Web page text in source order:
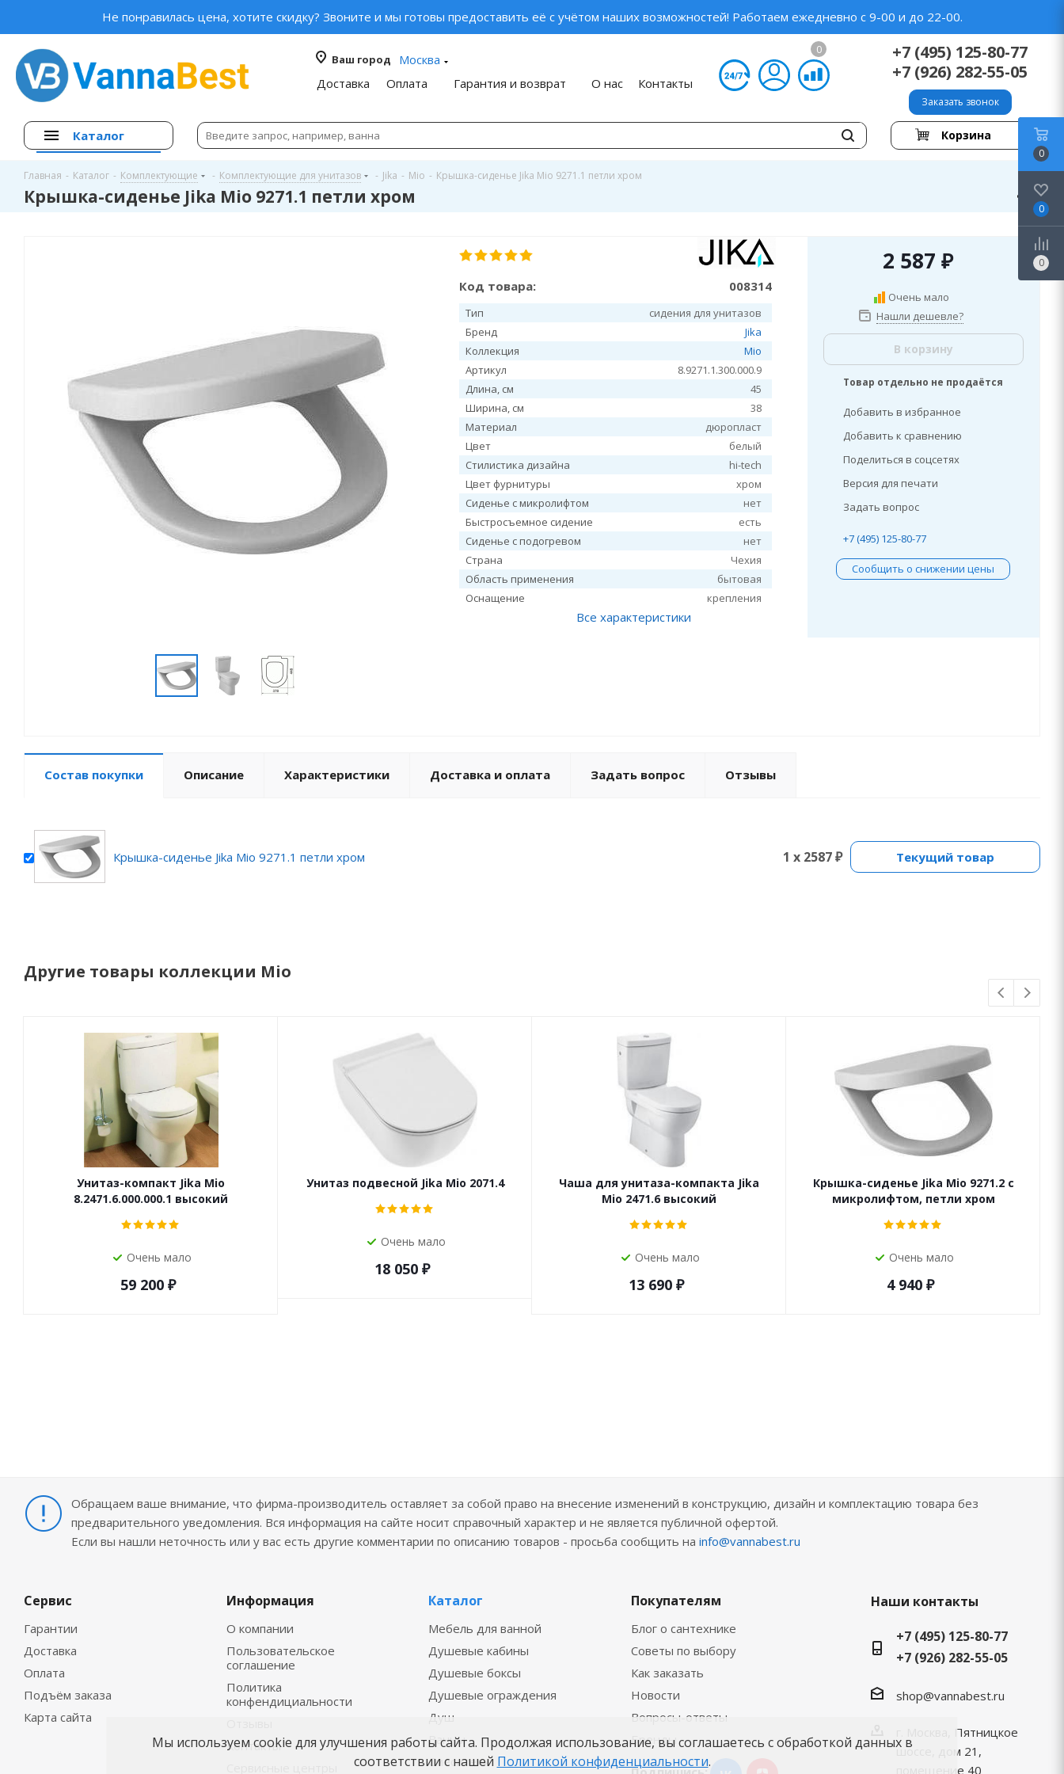
Не понравилась цена, хотите скидку? Звоните и мы готовы предоставить её с учётом наших возможностей! Работаем ежедневно с 9-00 и до 22-00.
Ваш город
Москва
Доставка
Оплата Гарантия и возврат О нас Контакты
0
+7 (495) 125-80-77
+7 (926) 282-55-05
Заказать звонок
Каталог Корзина
Главная - Каталог - Комплектующие - Комплектующие для унитазов - Jika - Mio - Крышка-сиденье Jika Mio 9271.1 петли хром
Крышка-сиденье Jika Mio 9271.1 петли хром
Код товара: 008314
Тип
сидения для унитазов
Бренд
Jika
Коллекция
Mio
Артикул
8.9271.1.300.000.9
Длина, см
45
Ширина, см
38
Материал
дюропласт
Цвет
белый
Стилистика дизайна
hi-tech
Цвет фурнитуры
хром
Сиденье с микролифтом
нет
Быстросъемное сидение
есть
Сиденье с подогревом
нет
Страна
Чехия
Область применения
бытовая
Оснащение
крепления
Все характеристики
2 587 ₽
Очень мало
Нашли дешевле?
В корзину
Товар отдельно не продаётся
Добавить в избранное
Добавить к сравнению
Поделиться в соцсетях
Версия для печати
Задать вопрос
+7 (495) 125-80-77
Сообщить о снижении цены
Состав покупки Описание Характеристики Доставка и оплата Задать вопрос Отзывы
Крышка-сиденье Jika Mio 9271.1 петли хром 1 x 2587 ₽ Текущий товар
Другие товары коллекции Mio
Унитаз-компакт Jika Mio
8.2471.6.000.000.1 высокий
Очень мало
59 200 ₽
Унитаз подвесной Jika Mio 2071.4
Очень мало
18 050 ₽
Чаша для унитаза-компакта Jika
Mio 2471.6 высокий
Очень мало
13 690 ₽
Крышка-сиденье Jika Mio 9271.2 с
микролифтом, петли хром
Очень мало
4 940 ₽
Обращаем ваше внимание, что фирма-производитель оставляет за собой право на внесение изменений в конструкцию, дизайн и комплектацию товара без
предварительного уведомления. Вся информация на сайте носит справочный характер и не является публичной офертой.
Если вы нашли неточность или у вас есть другие комментарии по описанию товаров - просьба сообщить на info@vannabest.ru
Сервис
Гарантии
Доставка
Оплата
Подъём заказа
Карта сайта
Информация
О компании
Пользовательское
соглашение
Политика
конфендициальности
Контакты
Каталог
Мебель для ванной
Душевые кабины
Душевые боксы
Душевые ограждения
Душ
Ванны
Смесители
Покупателям
Блог о сантехнике
Советы по выбору
Как заказать
Новости
Вопросы-ответы
Бренды
Наши контакты
+7 (495) 125-80-77
+7 (926) 282-55-05
shop@vannabest.ru
г. Москва, Пятницкое
шоссе, дом 21,
помещение 40
0
0
0
Мы используем cookie для улучшения работы сайта. Продолжая использование, вы соглашаетесь с обработкой данных в
соответствии с нашей Политикой конфиденциальности.